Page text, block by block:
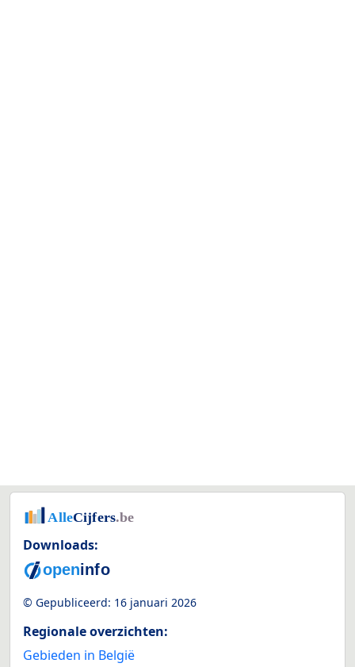
Downloads:
© Gepubliceerd: 16 januari 2026
Regionale overzichten:
Gebieden in België